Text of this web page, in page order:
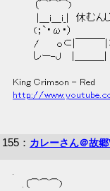
（⌒⌒⌒)
|＿i＿i_|　休むんじ
(；`・ω・）　　　　　
/　　 ｏ⊂|￣￣
しー-Ｊ　 |＿＿＿|
King Crimson - Red
http://
155 ： カレーさん＠故
.（⌒⌒⌒)